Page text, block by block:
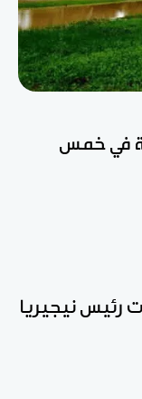
في خمس
رئيس نيجيريا